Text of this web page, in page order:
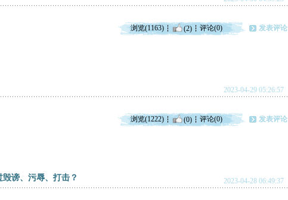
浏览(1163) (2) 评论(0) 发表评论
2023-04-29 05:26:57
浏览(1222) (0) 评论(0) 发表评论
毁谤、污辱、打击？ 2023-04-28 06:49:37